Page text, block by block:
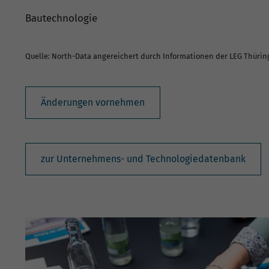
Bautechnologie
Quelle: North-Data angereichert durch Informationen der LEG
Änderungen vornehmen
zur Unternehmens- und Technologiedatenbank